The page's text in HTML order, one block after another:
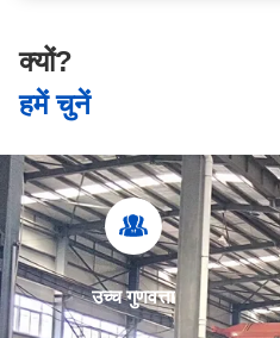
क्यों?
हमें चुनें
उच्च गुणवत्ता